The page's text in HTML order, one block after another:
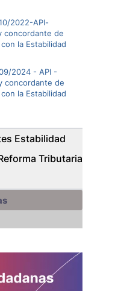
2022-API-
concordante de
la Estabilidad
2024 - API -
concordante de
la Estabilidad
Estabilidad
Tributaria